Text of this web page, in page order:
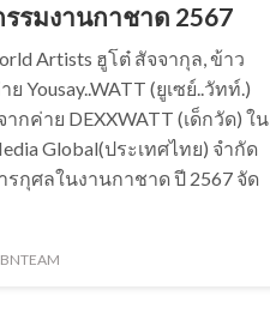
รมงานกาชาด 2567
Artists ฮูโต๋ สัจจากุล, ข้าว
(ยูเซย์..วัทท์.)
กค่าย DEXXWATT (เด็กวัด) ใน
Global(ประเทศไทย) จำกัด
รกุศลในงานกาชาด ปี 2567 จัด